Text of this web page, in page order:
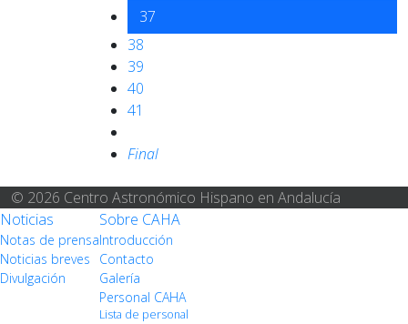
37
38
39
40
41
Final
© 2026 Centro Astronómico Hispano en Andalucía
Noticias
Notas de prensa
Noticias breves
Divulgación
Sobre CAHA
Introducción
Contacto
Galería
Personal CAHA
Lista de personal